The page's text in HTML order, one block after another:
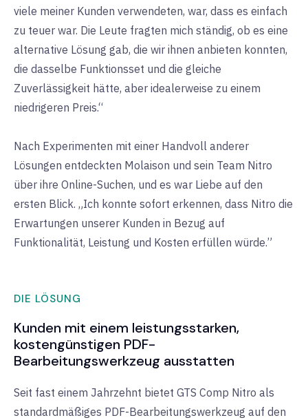
viele meiner Kunden verwendeten, war, dass es einfach
zu teuer war. Die Leute fragten mich ständig, ob es eine
alternative Lösung gab, die wir ihnen anbieten konnten,
die dasselbe Funktionsset und die gleiche
Zuverlässigkeit hätte, aber idealerweise zu einem
niedrigeren Preis.“
Nach Experimenten mit einer Handvoll anderer
Lösungen entdeckten Molaison und sein Team Nitro
über ihre Online-Suchen, und es war Liebe auf den
ersten Blick. „Ich konnte sofort erkennen, dass Nitro die
Erwartungen unserer Kunden in Bezug auf
Funktionalität, Leistung und Kosten erfüllen würde.”
DIE LÖSUNG
Kunden mit einem leistungsstarken,
kostengünstigen PDF-
Bearbeitungswerkzeug ausstatten
Seit fast einem Jahrzehnt bietet GTS Comp Nitro als
standardmäßiges PDF-Bearbeitungswerkzeug auf den